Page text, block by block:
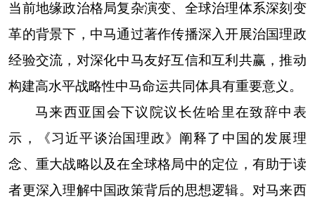
当前地缘政治格局复杂演变、全球治理体系深刻变
革的背景下，中马通过著作传播深入开展治国理政
经验交流，对深化中马友好互信和互利共赢，推动
构建高水平战略性中马命运共同体具有重要意义。
马来西亚国会下议院议长佐哈里在致辞中表
示，《习近平谈治国理政》阐释了中国的发展理
念、重大战略以及在全球格局中的定位，有助于读
者更深入理解中国政策背后的思想逻辑。对马来西